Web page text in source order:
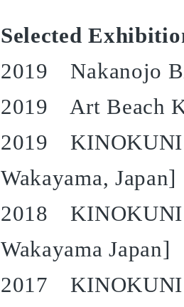
Selected
2019 Nakanojo
2019 Art Beach
2019 KINOKUNI
Wakayama, Japan]
2018 KINOKUNI
Wakayama Japan]
2017 KINOKUNI